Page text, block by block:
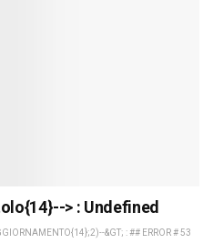
> : Undefined
&GT; : ## ERROR # 53